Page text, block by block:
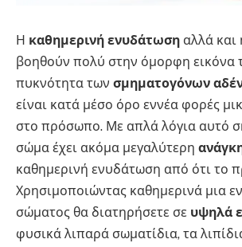
Η καθημερινή ενυδάτωση αλλά και
βοηθούν πολύ στην όμορφη εικόνα
πυκνότητα των σμηματογόνων
είναι κατά μέσο όρο εννέα φορές
στο πρόσωπο. Με απλά λόγια αυτό
σώμα έχει ακόμα μεγαλύτερη
καθημερινή ενυδάτωση από ότι το
Χρησιμοποιώντας καθημερινά μια
σώματος θα διατηρήσετε σε υψηλά
φυσικά λιπαρά σωματίδια, τα